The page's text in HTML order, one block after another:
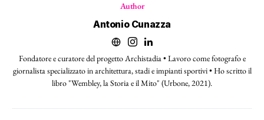
Author
Antonio Cunazza
Fondatore e curatore del progetto Archistadia • Lavoro come fotografo e
giornalista specializzato in architettura, stadi e impianti sportivi • Ho scritto il
libro "Wembley, la Storia e il Mito" (Urbone, 2021).